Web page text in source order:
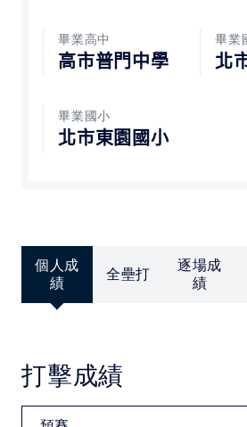
隱私權政策
網站使用條款
中華民國大專院校體育總會
畢業高中
高市普門中學
畢業
北
畢業國小
北市東園國小
個人成
績
全壘打
逐場成
績
打擊成績